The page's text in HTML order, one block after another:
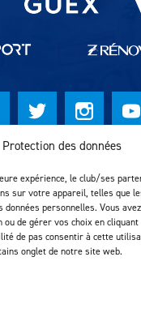
Protection des données
expérience, le club/ses
sur votre appareil, telles que
personnelles. Vous
de gérer vos choix en cliquant
de pas consentir à cette
onglet de notre site web.
Réalisation MTM Agency